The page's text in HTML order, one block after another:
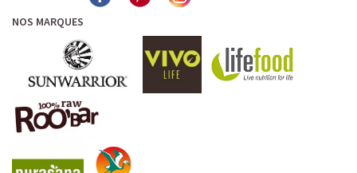
NOS MARQUES